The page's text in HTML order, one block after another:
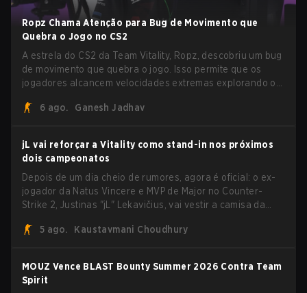
Ropz Chama Atenção para Bug de Movimento que
Quebra o Jogo no CS2
A estrela do CS2 da Team Vitality, Ropz, descobriu um bug
de movimento que quebra o jogo. Isso permite que os
jogadores alcancem velocidades extremas explorando o
6 ago.
Ganesh Jadhav
jL vai reforçar a Vitality como stand-in nos próximos
dois campeonatos
Depois de um dia cheio de rumores, agora é oficial: o ex-
jogador da Natus Vincere e MVP de Major no Counter-
Strike 2, Justinas "jL" Lekavičius, vai vestir a camisa da
Bucharest.
5 ago. Kaustavmani Choudhury
MOUZ Vence BLAST Bounty Summer 2026 Contra Team
Spirit